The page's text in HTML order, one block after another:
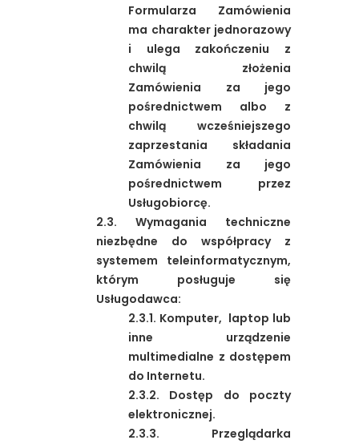
Formularza Zamówienia
ma charakter jednorazowy
i ulega zakończeniu z
chwilą złożenia
Zamówienia za jego
pośrednictwem albo z
chwilą wcześniejszego
zaprzestania składania
Zamówienia za jego
pośrednictwem przez
Usługobiorcę.
2.3. Wymagania techniczne
niezbędne do współpracy z
systemem teleinformatycznym,
którym posługuje się
Usługodawca:
2.3.1. Komputer, laptop lub
inne urządzenie
multimedialne z dostępem
do Internetu.
2.3.2. Dostęp do poczty
elektronicznej.
2.3.3. Przeglądarka